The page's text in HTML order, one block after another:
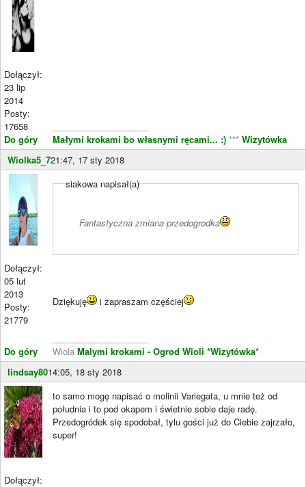
Dołączył:
23 lip
2014
Posty:
17658
Do góry
Małymi krokami bo własnymi ręcami... :) *** Wizytówka
Wiolka5_721:47, 17 sty 2018
Dołączył:
05 lut
2013
Posty:
21779
Do góry
siakowa napisał(a)
Fantastyczna zmiana przedogrodka
Dziękuję i zapraszam częściej
Wiola Malymi krokami - Ogrod Wioli *Wizytówka*
lindsay8014:05, 18 sty 2018
Dołączył:
to samo mogę napisać o molinii Variegata, u mnie też od
południa i to pod okapem i świetnie sobie daje radę.
Przedogródek się spodobał, tylu gości już do Ciebie zajrzało,
super!